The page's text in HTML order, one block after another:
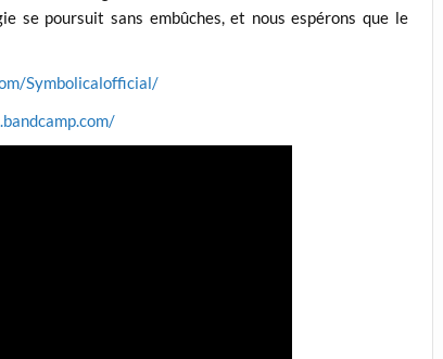
se poursuit sans embûches, et nous espérons que le
Symbolicalofficial/